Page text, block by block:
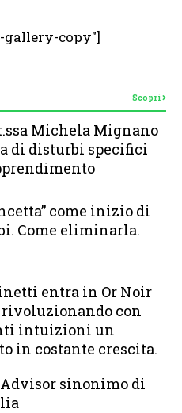
gallery-copy"]
Scopri
Michela Mignano
di disturbi specifici
come inizio di
Come eliminarla.
entra in Or Noir
rivoluzionando con
intuizioni un
in costante crescita.
sinonimo di